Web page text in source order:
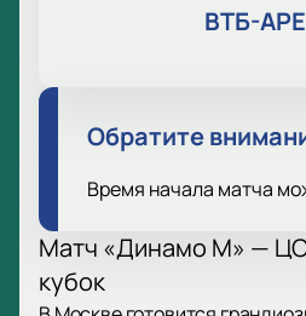
ВТБ-
Обратите
Время начала матча
Матч «Динамо М» —
кубок